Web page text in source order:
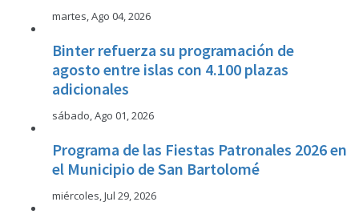
martes, Ago 04, 2026
Binter refuerza su programación de
agosto entre islas con 4.100 plazas
adicionales
sábado, Ago 01, 2026
Programa de las Fiestas Patronales 2026 en
el Municipio de San Bartolomé
miércoles, Jul 29, 2026